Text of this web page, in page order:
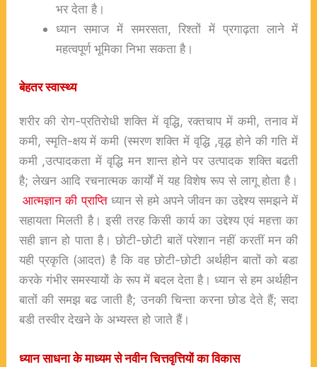
भर देता है।
ध्यान समाज में समरसता, रिश्तों में प्रगाढ़ता लाने में
महत्वपूर्ण भूमिका निभा सकता है।
बेहतरस्वास्थ्य
शरीर की रोग-प्रतिरोधी शक्ति में वृद्धि, रक्तचाप में कमी, तनाव में
कमी, स्मृति-क्षय में कमी (स्मरण शक्ति में वृद्धि ,वृद्ध होने की गति में
कमी ,उत्पादकता में वृद्धि मन शान्त होने पर उत्पादक शक्ति बढती
है; लेखन आदि रचनात्मक कार्यों में यह विशेष रूप से लागू होता है।
आत्मज्ञान की प्राप्तिध्यान से हमे अपने जीवन का उद्देश्य समझने में
सहायता मिलती है। इसी तरह किसी कार्य का उद्देश्य एवं महत्ता का
सही ज्ञान हो पाता है। छोटी-छोटी बातें परेशान नहीं करतीं मन की
यही प्रकृति (आदत) है कि वह छोटी-छोटी अर्थहीन बातों को बडा
करके गंभीर समस्यायों के रूप में बदल देता है। ध्यान से हम अर्थहीन
बातों की समझ बढ जाती है; उनकी चिन्ता करना छोड देते हैं; सदा
बडी तस्वीर देखने के अभ्यस्त हो जाते हैं।
ध्यानसाधनाकेमाध्यमसेनवीनचित्तवृत्तियोंकाविकास